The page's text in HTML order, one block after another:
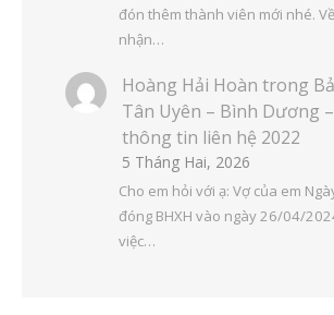
đón thêm thành viên mới nhé.
nhận…
Hoàng Hải Hoàn trong
Tân Uyên – Bình Dương
thông tin liên hệ 2022
5 Tháng Hai, 2026
Cho em hỏi với ạ: Vợ của em
đóng BHXH vào ngày 26/04/
việc…